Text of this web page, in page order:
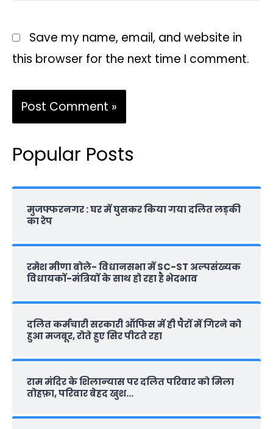
Save my name, email, and website in
this browser for the next time I comment.
Popular Posts
मुजफ्फरनगर : घर में घुसकर किया गया दलित लड़की
का रेप
रमेश मीणा बोले- विधानसभा में SC-ST अल्पसंख्यक
विधायकों-मंत्रियों के साथ हो रहा है भेदभाव
दलित कर्मचारी सरकारी ऑफ‍िस में ही पैरों में गिरने को
हुआ मजबूर, रोते हुए सिर पीटते रहा
राम मंदिर के शिलान्‍यास पर दलित परिवार को मिला
तोहफ़ा, परिवार बेहद खुश…